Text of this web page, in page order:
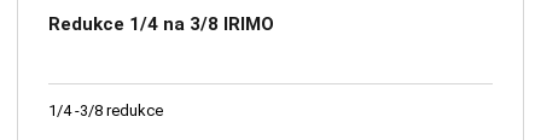
Redukce 1/4 na 3/8 IRIMO
1/4 -3/8 redukce